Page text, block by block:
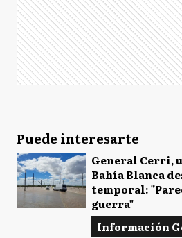
Puede interesarte
General Cerri,
Bahía Blanca
temporal:
guerra"
Información